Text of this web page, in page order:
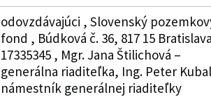
odovzdávajúci , Slovenský
fond , Búdková č. 36, 817 15
17335345 , Mgr. Jana Štilichová –
generálna riaditeľka, Ing. Peter
námestník generálnej riaditeľky